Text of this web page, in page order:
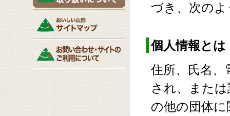
づき、次の
個人情報とは
住所、氏名、
され、また
の他の団体